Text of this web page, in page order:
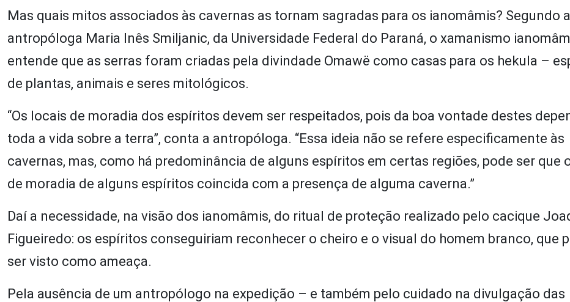
Mas quais mitos associados às cavernas as tornam sagradas para os ianomâmis? Segundo a
antropóloga Maria Inês Smiljanic, da Universidade Federal do Paraná, o xamanismo
entende que as serras foram criadas pela divindade Omawë como casas para os hekula –
de plantas, animais e seres mitológicos.
“Os locais de moradia dos espíritos devem ser respeitados, pois da boa vontade destes
toda a vida sobre a terra”, conta a antropóloga. “Essa ideia não se refere especificamente às
cavernas, mas, como há predominância de alguns espíritos em certas regiões, pode ser que
de moradia de alguns espíritos coincida com a presença de alguma caverna.”
Daí a necessidade, na visão dos ianomâmis, do ritual de proteção realizado pelo cacique
Figueiredo: os espíritos conseguiriam reconhecer o cheiro e o visual do homem branco, que
ser visto como ameaça.
Pela ausência de um antropólogo na expedição – e também pelo cuidado na divulgação das